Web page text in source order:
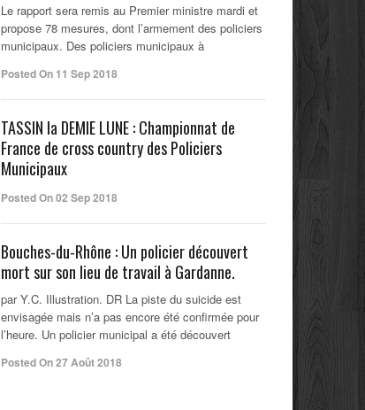
Le rapport sera remis au Premier ministre mardi et
propose 78 mesures, dont l’armement des policiers
municipaux. Des policiers municipaux à
Posted On 11 Sep 2018
TASSIN la DEMIE LUNE : Championnat de
France de cross country des Policiers
Municipaux
Posted On 02 Sep 2018
Bouches-du-Rhône : Un policier découvert
mort sur son lieu de travail à Gardanne.
par Y.C. Illustration. DR La piste du suicide est
envisagée mais n’a pas encore été confirmée pour
l’heure. Un policier municipal a été découvert
Posted On 27 Août 2018